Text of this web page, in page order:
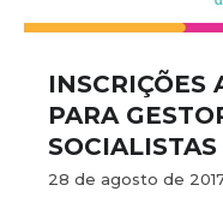
INSCRIÇÕES
PARA
SOCIALISTAS
28 de agosto de